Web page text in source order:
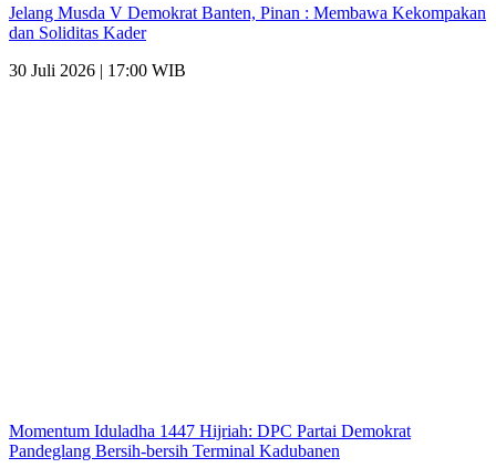
Jelang Musda V Demokrat Banten, Pinan : Membawa Kekompakan
dan Soliditas Kader
30 Juli 2026 | 17:00 WIB
Momentum Iduladha 1447 Hijriah: DPC Partai Demokrat
Pandeglang Bersih-bersih Terminal Kadubanen